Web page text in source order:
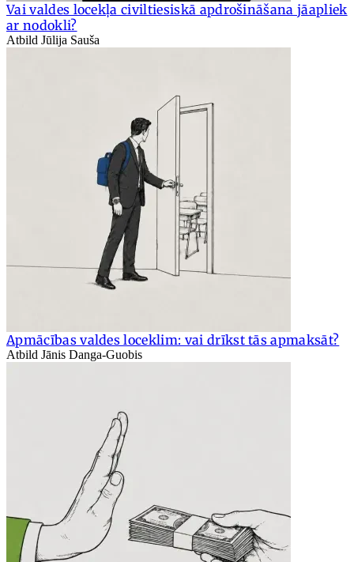
Vai valdes locekļa civiltiesiskā apdrošināšana jāapliek
ar nodokli?
Atbild Jūlija Sauša
Apmācības valdes loceklim: vai drīkst tās apmaksāt?
Atbild Jānis Danga-Guobis